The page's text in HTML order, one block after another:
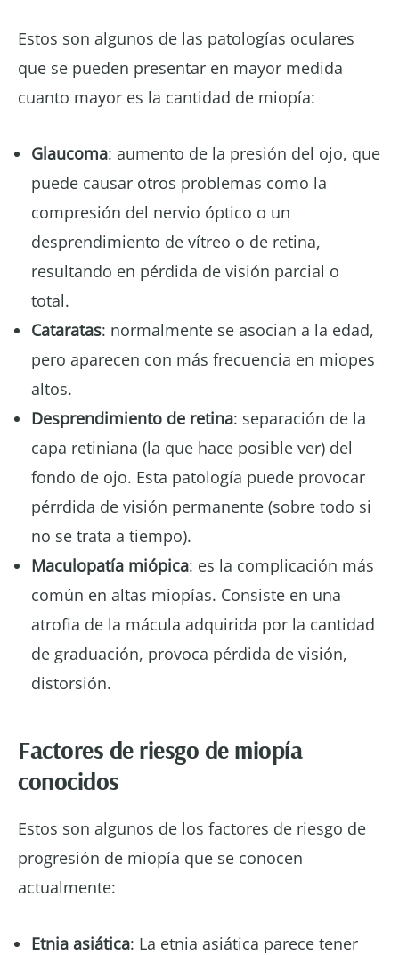
Estos son algunos de las patologías oculares
que se pueden presentar en mayor medida
cuanto mayor es la cantidad de miopía:
Glaucoma: aumento de la presión del ojo, que
puede causar otros problemas como la
compresión del nervio óptico o un
desprendimiento de vítreo o de retina,
resultando en pérdida de visión parcial o
total.
Cataratas: normalmente se asocian a la edad,
pero aparecen con más frecuencia en miopes
altos.
Desprendimiento de retina: separación de la
capa retiniana (la que hace posible ver) del
fondo de ojo. Esta patología puede provocar
pérrdida de visión permanente (sobre todo si
no se trata a tiempo).
Maculopatía miópica: es la complicación más
común en altas miopías. Consiste en una
atrofia de la mácula adquirida por la cantidad
de graduación, provoca pérdida de visión,
distorsión.
Factores de riesgo de miopía
conocidos
Estos son algunos de los factores de riesgo de
progresión de miopía que se conocen
actualmente:
Etnia asiática: La etnia asiática parece tener